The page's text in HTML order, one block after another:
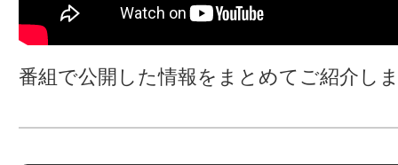
番組で公開した情報をまとめてご紹介し